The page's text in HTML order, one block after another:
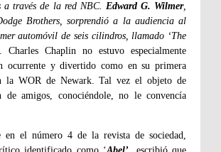
a través de la red NBC. Edward G. Wilmer,
Brothers, sorprendió a la audiencia al
automóvil de seis cilindros, llamado ‘The
Charles Chaplin no estuvo especialmente
ocurrente y divertido como en su primera
la WOR de Newark. Tal vez el objeto de
de amigos, conociéndole, no le convencía
en el número 4 de la revista de sociedad,